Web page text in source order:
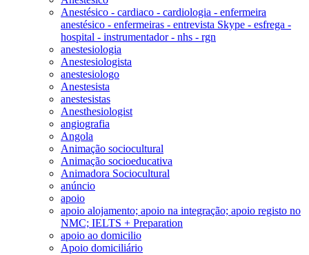
Anestésico - cardiaco - cardiologia - enfermeira
anestésico - enfermeiras - entrevista Skype - esfrega -
hospital - instrumentador - nhs - rgn
anestesiologia
Anestesiologista
anestesiologo
Anestesista
anestesistas
Anesthesiologist
angiografia
Angola
Animação sociocultural
Animação socioeducativa
Animadora Sociocultural
anúncio
apoio
apoio alojamento; apoio na integração; apoio registo no
NMC; IELTS + Preparation
apoio ao domicilio
Apoio domiciliário